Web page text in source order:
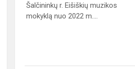
Šalčininkų r. Eišiškių muzikos
mokyklą nuo 2022 m....